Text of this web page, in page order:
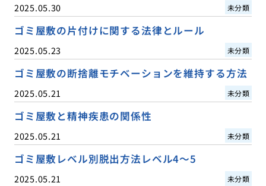
2025.05.30 未分類
ゴミ屋敷の片付けに関する法律とルール
2025.05.23 未分類
ゴミ屋敷の断捨離モチベーションを維持する方法
2025.05.21 未分類
ゴミ屋敷と精神疾患の関係性
2025.05.21 未分類
ゴミ屋敷レベル別脱出方法レベル4〜5
2025.05.21 未分類